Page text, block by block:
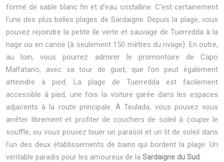
formé de sable blanc fin et d’eau cristalline. C’est certainement
l’une des plus belles plages de Sardaigne. Depuis la plage, vous
pouvez rejoindre la petite île verte et sauvage de Tuerredda à la
nage ou en canoë (à seulement 150 mètres du rivage). En outre,
au loin, vous pourrez admirer le promontoire de Capo
Malfatano, avec sa tour de guet, que l’on peut également
atteindre à pied. La plage de Tuerredda est facilement
accessible à pied, une fois la voiture garée dans les espaces
adjacents à la route principale. À Teulada, vous pouvez vous
arrêter librement et profiter de couchers de soleil à couper le
souffle, ou vous pouvez louer un parasol et un lit de soleil dans
l’un des deux établissements de bains qui bordent la plage. Un
véritable paradis pour les amoureux de la Sardaigne du Sud.